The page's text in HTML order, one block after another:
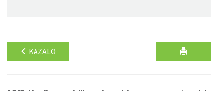
KAZALO